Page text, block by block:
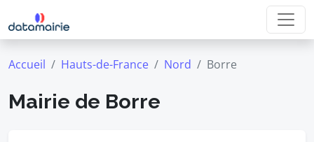
Accueil Hauts-de-France Nord Borre
Mairie de Borre